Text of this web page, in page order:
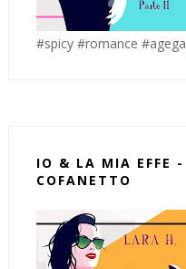
#spicy #romance
IO & LA MIA EFFE
COFANETTO